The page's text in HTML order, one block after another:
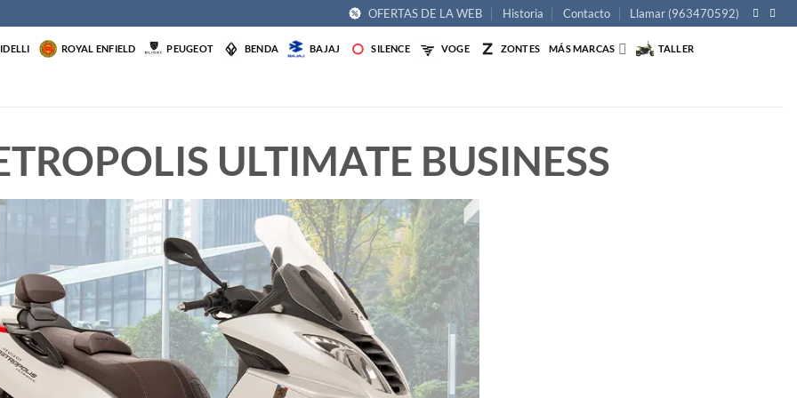
OFERTAS DE LA WEB Historia Contacto Llamar (963470592)
ROYAL ENFIELD PEUGEOT BENDA BAJAJ SILENCE VOGE ZONTES MÁS MARCAS TALLER
ULTIMATE BUSINESS